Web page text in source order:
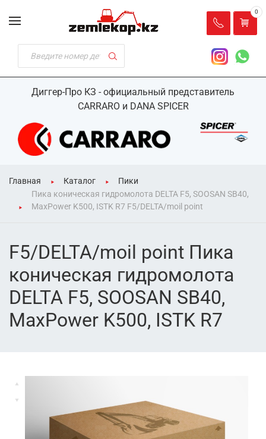
Диггер-Про КЗ - официальный представитель
CARRARO и DANA SPICER
0
Главная Каталог
Пики
Пика коническая гидромолота DELTA F5, SOOSAN SB40,
MaxPower K500, ISTK R7 F5/DELTA/moil point
F5/DELTA/moil point Пика
коническая гидромолота
DELTA F5, SOOSAN SB40,
MaxPower K500, ISTK R7